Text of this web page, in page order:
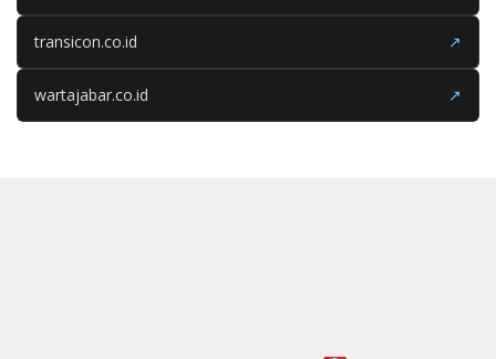
transicon.co.id ↗
wartajabar.co.id ↗